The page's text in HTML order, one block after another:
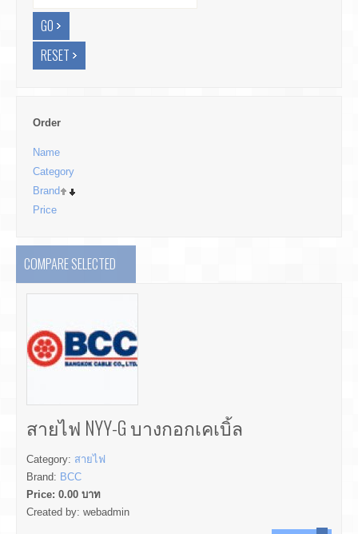
Order
Name
Category
Brand
Price
COMPARE SELECTED
สายไฟ NYY-G บางกอกเคเบิ้ล
Category: สายไฟ
Brand: BCC
Price: 0.00 บาท
Created by: webadmin